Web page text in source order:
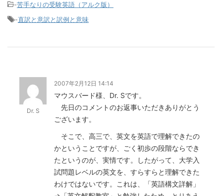
-苦手なりの受験英語（アルク版）
-直訳と意訳と訳例と意味
Dr. S
2007年2月12日 14:14
マウスバード様、Dr. Sです。
先日のコメントのお返事いただきありがとう
ございます。
そこで、高三で、英文を英語で理解できたの
かということですが、ごく初歩の段階ならでき
たというのが、実情です。したがって、大学入
試問題レベルの英文を、すらすらと理解できた
わけではないです。これは、「英語構文詳解」